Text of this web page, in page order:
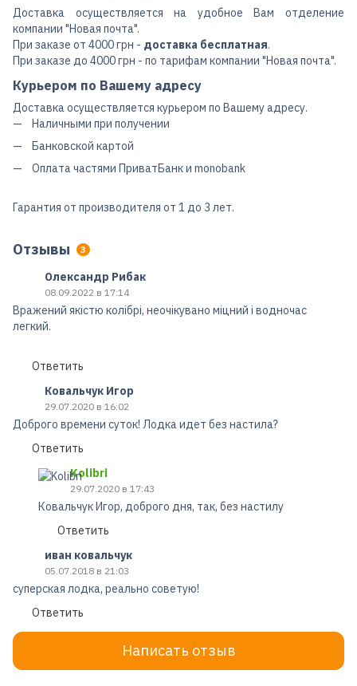
Доставка осуществляется на удобное Вам отделение
компании "Новая почта".
При заказе от 4000 грн - доставка бесплатная.
При заказе до 4000 грн - по тарифам компании "Новая почта".
Курьером по Вашему адресу
Доставка осуществляется курьером по Вашему адресу.
Наличными при получении
Банковской картой
Оплата частями ПриватБанк и monobank
Гарантия от производителя от 1 до 3 лет.
Отзывы 3
Олександр Рибак
08.09.2022 в 17:14
Вражений якістю колібрі, неочікувано міцний і водночас
легкий.
Ответить
Ковальчук Игор
29.07.2020 в 16:02
Доброго времени суток! Лодка идет без настила?
Ответить
Kolibri
29.07.2020 в 17:43
Ковальчук Игор, доброго дня, так, без настилу
Ответить
иван ковальчук
05.07.2018 в 21:03
суперская лодка, реально советую!
Ответить
Написать отзыв